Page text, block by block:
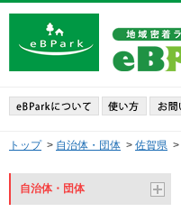
トップ> 自治体・団体 > 佐賀県 >
自治体・団体